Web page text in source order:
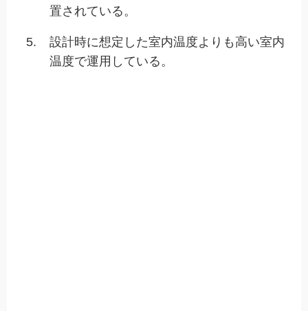
置されている。
5.
設計時に想定した室内温度よりも高い室内
温度で運用している。